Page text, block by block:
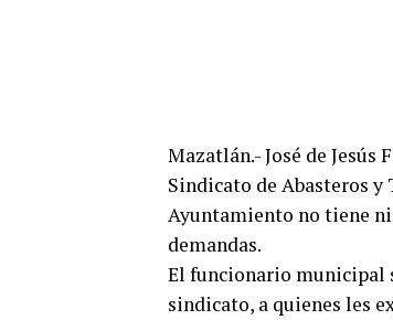
Mazatlán.- José de
Sindicato de Abasteros y
Ayuntamiento no tiene
demandas.
El funcionario municipal
sindicato, a quienes les